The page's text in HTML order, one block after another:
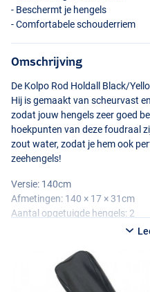
- Beschermt je hengels
- Comfortabele schouderriem
Omschrijving
De Kolpo Rod Holdall Black/
Hij is gemaakt van scheurvast
zodat jouw hengels zeer goed
hoekpunten van deze foudraal
zout water, zodat je hem ook
zeehengels!
Versie: 140cm
Afmetingen: 140 × 17 × 31cm
Aantal opgetuigde hengels: 2
Afmetingen: 165 × 17 × 14cm
Aantal opgetuigde hengels: 1